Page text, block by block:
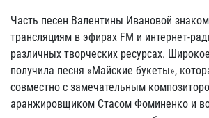
Часть песен Валентины Ивановой
трансляциям в эфирах FM и интернет-
различных творческих ресурсах.
получила песня «Майские букеты»,
совместно с замечательным
аранжировщиком Стасом Фоминенко и